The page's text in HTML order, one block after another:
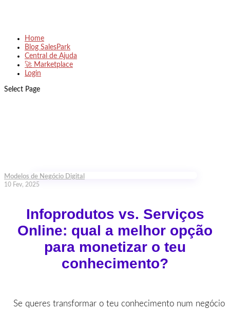
Home
Blog SalesPark
Central de Ajuda
🚀 Marketplace
Login
Select Page
Modelos de Negócio Digital
10 Fev, 2025
Infoprodutos vs. Serviços
Online: qual a melhor opção
para monetizar o teu
conhecimento?
Se queres transformar o teu conhecimento num negócio